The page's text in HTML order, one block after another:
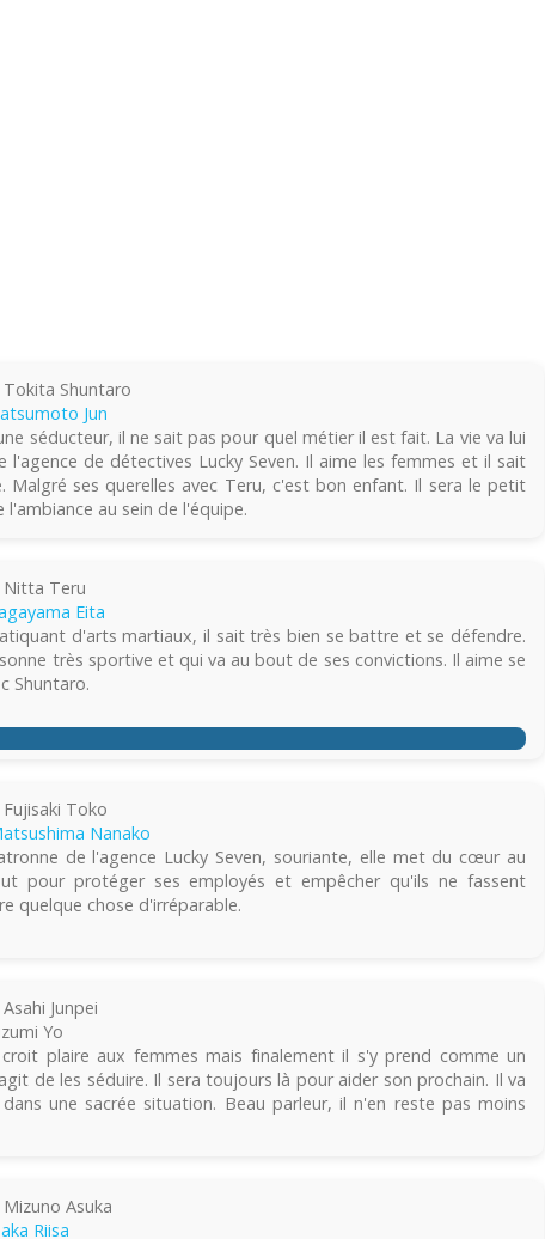
Tokita Shuntaro
Jun
séducteur, il ne sait pas pour quel métier il est fait. La vie va lui
l'agence de détectives Lucky Seven. Il aime les femmes et il sait
Malgré ses querelles avec Teru, c'est bon enfant. Il sera le petit
au sein de l'équipe.
Nitta Teru
Eita
d'arts martiaux, il sait très bien se battre et se défendre.
très sportive et qui va au bout de ses convictions. Il aime se
Shuntaro.
Fujisaki Toko
Nanako
de l'agence Lucky Seven, souriante, elle met du cœur au
pour protéger ses employés et empêcher qu'ils ne fassent
quelque chose d'irréparable.
Asahi Junpei
Yo
plaire aux femmes mais finalement il s'y prend comme un
de les séduire. Il sera toujours là pour aider son prochain. Il va
une sacrée situation. Beau parleur, il n'en reste pas moins
Mizuno Asuka
Riisa